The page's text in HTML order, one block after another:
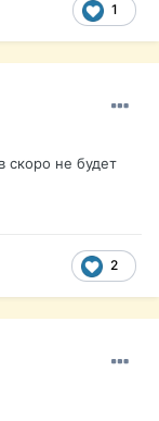
1
скоро не будет
2